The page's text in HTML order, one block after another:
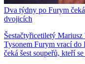
Dva týdny po Furym
dvojicích
Šestačtyřicetiletý
Tysonem Furym vrací
čeká šest soupeřů, kteří